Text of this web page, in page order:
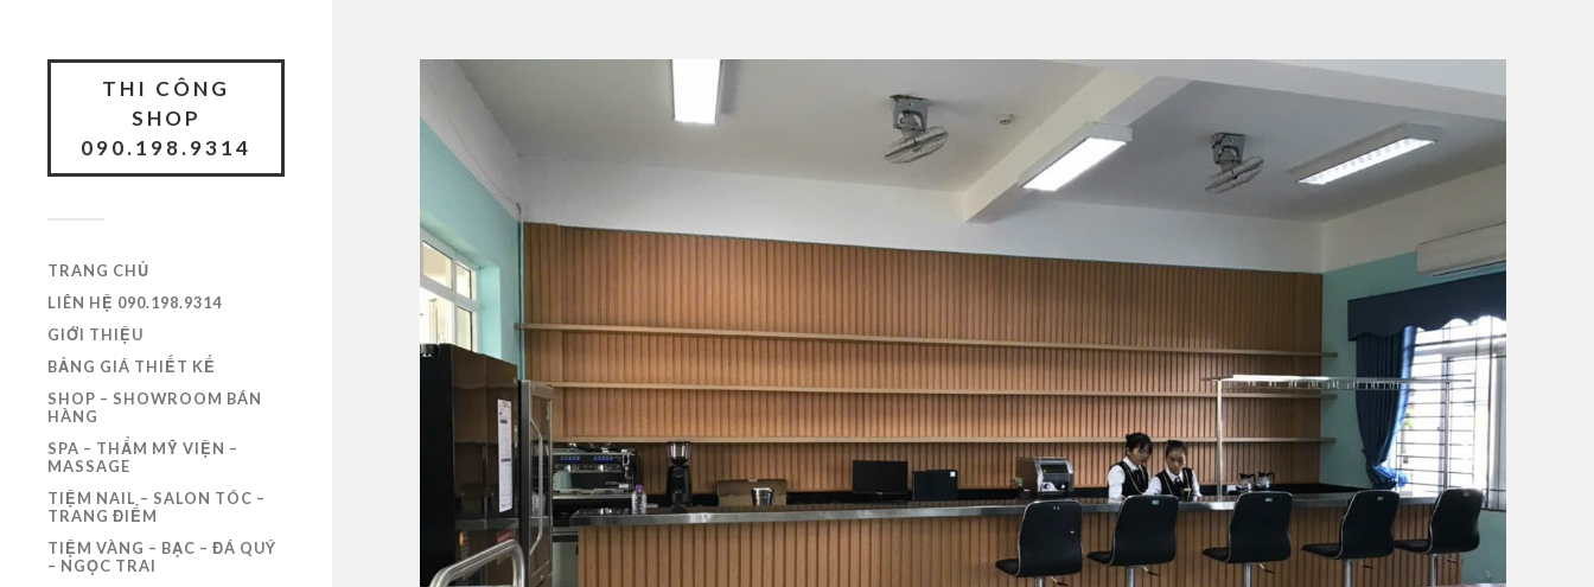
THI CÔNG
SHOP
090.198.9314
TRANG CHỦ
LIÊN HỆ 090.198.9314
GIỚI THIỆU
BẢNG GIÁ THIẾT KẾ
SHOP – SHOWROOM BÁN
HÀNG
SPA – THẨM MỸ VIỆN –
MASSAGE
TIỆM NAIL – SALON TÓC –
TRANG ĐIỂM
TIỆM VÀNG – BẠC – ĐÁ QUÝ
– NGỌC TRAI